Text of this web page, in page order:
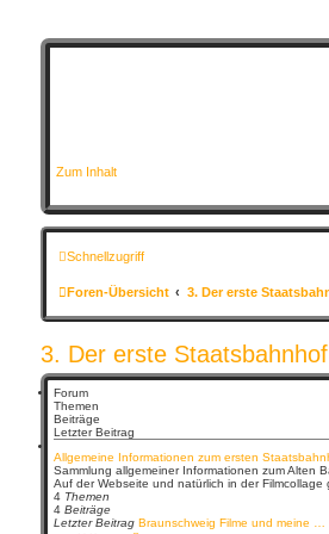
Zum Inhalt
Schnellzugriff
Foren-Übersicht 3. Der erste
3. Der erste
Forum
Themen
Beiträge
Letzter Beitrag
Allgemeine Informationen zum ersten
Sammlung allgemeiner Informationen zum Alten
Auf der Webseite und natürlich in der Filmcollage
4 Themen
4 Beiträge
Letzter Beitrag Braunschweig Filme und meine …